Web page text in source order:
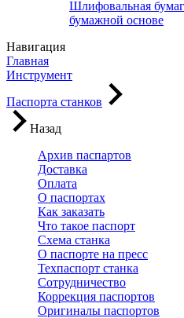
Шлифовальная
бумажной основе
Навигация
Главная
Инструмент
Паспорта станков
Назад
Архив паспартов
Доставка
Оплата
О паспортах
Как заказать
Что такое паспорт
Схема станка
О паспорте на пресс
Техпаспорт станка
Сотрудничество
Коррекция паспортов
Оригиналы паспортов